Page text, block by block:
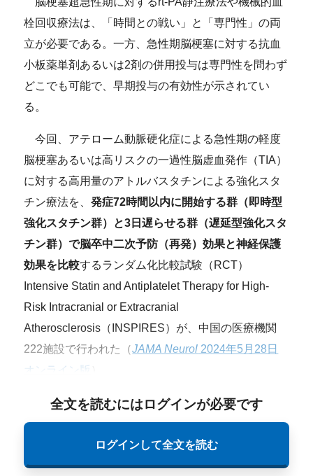
栓回収療法は、「時間との戦い」と「専門性」の両
立が必要である。一方、急性期脳梗塞に対する抗血
小板薬単剤あるいは2剤の併用投与は専門性を問わず
どこでも可能で、早期投与の有効性が示されてい
る。
今回、アテローム動脈硬化症による急性期の軽度
脳梗塞あるいは高リスクの一過性脳虚血発作（TIA）
に対する高用量のアトルバスタチンによる強化スタ
チン療法を、発症72時間以内に開始する群（即時型
強化スタチン群）と3日遅らせる群（遅延型強化スタ
チン群）で脳卒中二次予防（再発）効果と神経保護
効果を比較するランダム化比較試験（RCT）
Intensive Statin and Antiplatelet Therapy for High-
Risk Intracranial or Extracranial
Atherosclerosis（INSPIRES）が、中国の医療機関
222施設で行われた（JAMA Neurol 2024年5月28日
オンライン版
全文を読むにはログインが必要です
ログインして全文を読む